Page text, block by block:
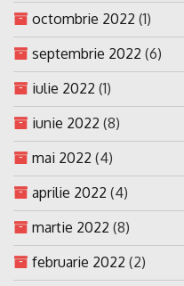
octombrie 2022 (1)
septembrie 2022 (6)
iulie 2022 (1)
iunie 2022 (8)
mai 2022 (4)
aprilie 2022 (4)
martie 2022 (8)
februarie 2022 (2)